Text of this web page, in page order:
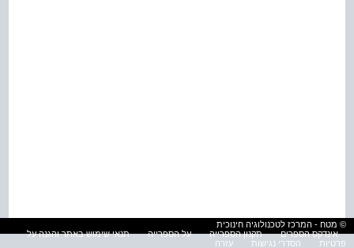
© מטח - המרכז לטכנולוגיה חינוכית
אינדקס הספרים
תקנון הספרייה על הספרייה
תנאי שימוש באתר והגנה על
פרטיות
הסדרי נגישות עזרה